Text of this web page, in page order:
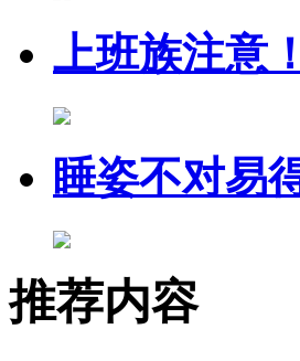
上班族注意
睡姿不对易
推荐内容